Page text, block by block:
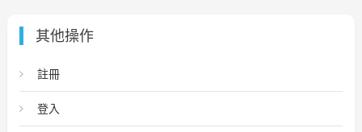
其他操作
註冊
登入